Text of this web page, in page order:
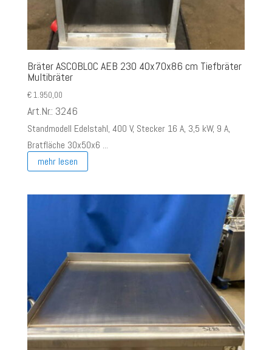
Bräter ASCOBLOC AEB 230 40x70x86 cm Tiefbräter
Multibräter
€1.950,00
Art.Nr.: 3246
Standmodell Edelstahl, 400 V, Stecker 16 A, 3,5 kW, 9 A,
Bratfläche 30x50x6 ...
mehr lesen